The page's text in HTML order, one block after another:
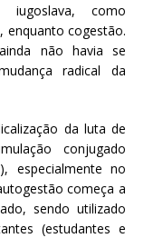
iugoslava, como
enquanto cogestão.
não havia se
radical da
da luta de
conjugado
especialmente no
começa a
sendo utilizado
(estudantes e